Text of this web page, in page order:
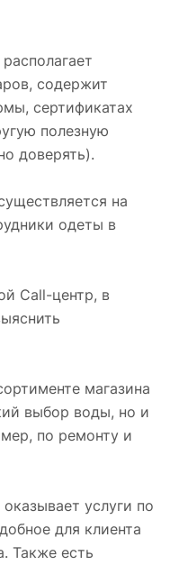
содержит
сертификатах
полезную
доверять).
на
одеты в
Сall-центр, в
магазина
выбор воды, но и
по ремонту и
услуги по
для клиента
Также есть